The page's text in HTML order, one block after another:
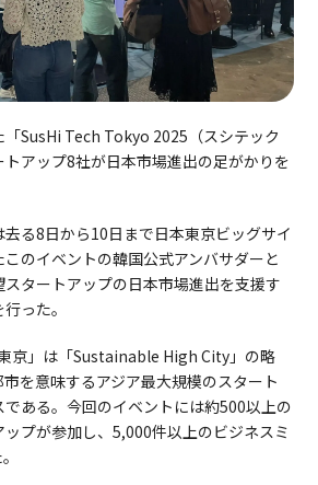
「SusHi Tech Tokyo 2025（スシテック
アップ8社が日本市場進出の足がかりを
る8日から10日まで日本東京ビッグサイ
このイベントの韓国公式アンバサダーと
スタートアップの日本市場進出を支援す
った。
京」は「Sustainable High City」の略
を意味するアジア最大規模のスタート
ある。今回のイベントには約500以上の
プが参加し、5,000件以上のビジネスミ